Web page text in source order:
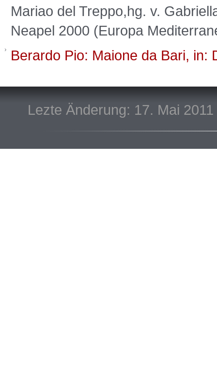
Mariao del Treppo,hg. v.
Neapel 2000 (Europa
Berardo Pio: Maione da Bari, in:
Lezte Änderung: 17. Mai